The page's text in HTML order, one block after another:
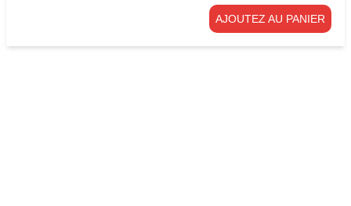
AJOUTEZ AU PANIER